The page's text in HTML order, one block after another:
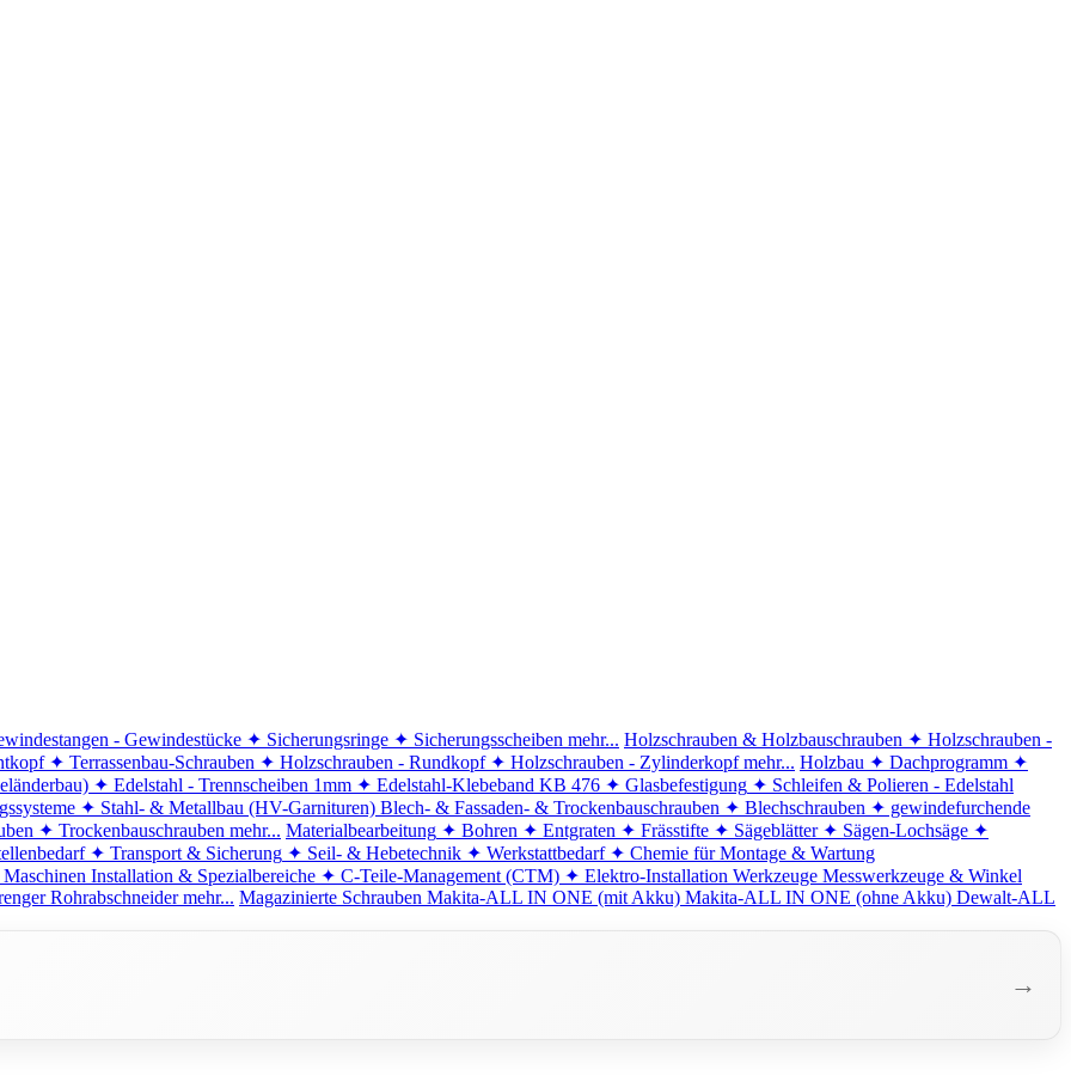
- Gewindestücke ✦ Sicherungsringe ✦ Sicherungsscheiben mehr... Holzschrauben & Holzbauschrauben ✦ Holzschrauben -
✦ Terrassenbau-Schrauben ✦ Holzschrauben - Rundkopf ✦ Holzschrauben - Zylinderkopf mehr... Holzbau ✦ Dachprogramm ✦
✦ Edelstahl - Trennscheiben 1mm ✦ Edelstahl-Klebeband KB 476 ✦ Glasbefestigung ✦ Schleifen & Polieren - Edelstahl
✦ Stahl- & Metallbau (HV-Garnituren) Blech- & Fassaden- & Trockenbauschrauben ✦ Blechschrauben ✦ gewindefurchende
✦ Trockenbauschrauben mehr... Materialbearbeitung ✦ Bohren ✦ Entgraten ✦ Frässtifte ✦ Sägeblätter ✦ Sägen-Lochsäge ✦
✦ Transport & Sicherung ✦ Seil- & Hebetechnik ✦ Werkstattbedarf ✦ Chemie für Montage & Wartung
Installation & Spezialbereiche ✦ C-Teile-Management (CTM) ✦ Elektro-Installation Werkzeuge Messwerkzeuge & Winkel
Rohrabschneider mehr... Magazinierte Schrauben Makita-ALL IN ONE (mit Akku) Makita-ALL IN ONE (ohne Akku) Dewalt-ALL
→